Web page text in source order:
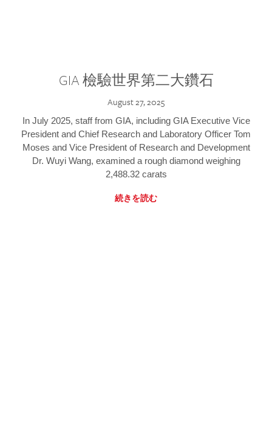
GIA 檢驗世界第二大鑽石
August 27, 2025
In July 2025, staff from GIA, including GIA Executive Vice
President and Chief Research and Laboratory Officer Tom
Moses and Vice President of Research and Development
Dr. Wuyi Wang, examined a rough diamond weighing
2,488.32 carats
続きを読む